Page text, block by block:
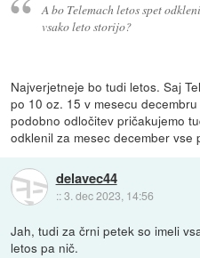
A bo Telemach letos spet
vsako leto storijo?
Najverjetneje bo tudi letos. Saj
po 10 oz. 15 v mesecu
podobno odločitev pričakujemo
odklenil za mesec december vse
delavec44
::3. dec 2023, 14:56
Jah, tudi za črni petek so imeli
letos pa nič.